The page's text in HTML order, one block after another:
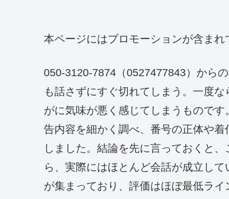
本ページにはプロモーションが含まれ
050-3120-7874（0527477843）から
も話さずにすぐ切れてしまう。一度
がに気味が悪く感じてしまうもので
告内容を細かく調べ、番号の正体や
しました。結論を先に言っておくと
ら、実際にはほとんど会話が成立し
が集まっており、評価はほぼ最低ライ